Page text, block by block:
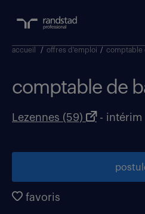
accueil / offres d'emploi / comptable
comptable de
Lezennes (59) - intérim
favoris